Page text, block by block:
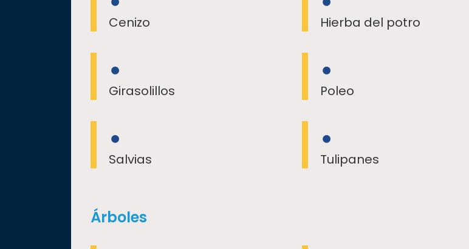
Cenizo Hierba del potro
Girasolillos Poleo
Salvias Tulipanes
Árboles